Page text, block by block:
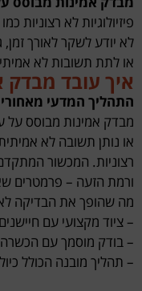
פיזיולוגיות לא רצוניות
לא יודע לשקר לאורך
או לתת תשובות לא
איך עובד מבדק
התהליך המדעי
מבדק אמינות מבוסס על
או נותן תשובה לא
רצוניות. המכשור
ורמת הזעה – פרמטרים
מה שהופך את הבדיקה
– ציוד מקצועי עם
– בודק מוסמך עם הכשרה של 420+ שעות וחברות
– תהליך מובנה הכולל